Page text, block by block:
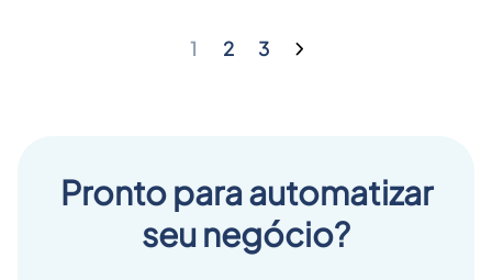
1 2 3
Pronto para automatizar
seu negócio?